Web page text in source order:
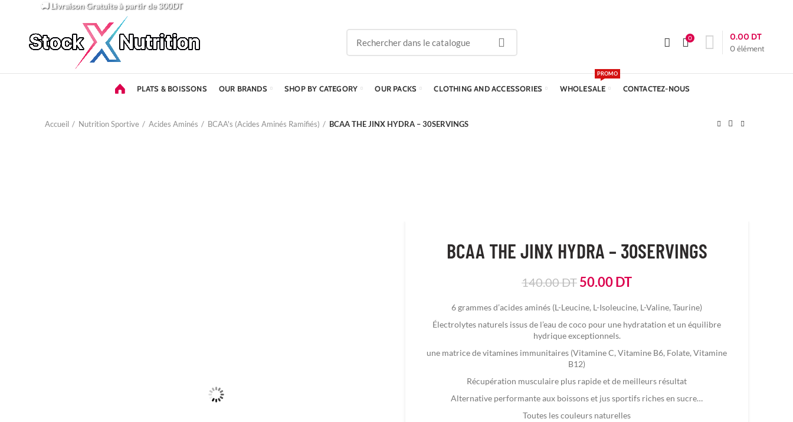
🚚 Livraison Gratuiteà partir de 300DT
0
0élément
0.00 DT
PLATS & BOISSONS OUR BRANDS SHOP BY CATEGORY OUR PACKS CLOTHING AND ACCESSORIES WHOLESALE
PROMO
CONTACTEZ-NOUS
Accueil Nutrition Sportive Acides Aminés BCAA's (Acides Aminés Ramifiés) BCAA THE JINX HYDRA – 30SERVINGS
BCAA THE JINX HYDRA – 30SERVINGS
140.00DT Le
initial
était :
140.00
DT.
50.00DTLe
actuel
est :
DT.
6 grammes d’acides aminés (L-Leucine, L-Isoleucine, L-Valine, Taurine)
Électrolytes naturels issus de l’eau de coco pour une hydratation et un équilibre
hydrique exceptionnels.
une matrice de vitamines immunitaires (Vitamine C, Vitamine B6, Folate, Vitamine
B12)
Récupération musculaire plus rapide et de meilleurs résultat
Alternative performante aux boissons et jus sportifs riches en sucre…
Toutes les couleurs naturelles